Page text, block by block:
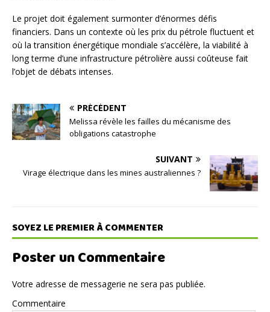
Le projet doit également surmonter d’énormes défis
financiers. Dans un contexte où les prix du pétrole fluctuent et
où la transition énergétique mondiale s’accélère, la viabilité à
long terme d’une infrastructure pétrolière aussi coûteuse fait
l’objet de débats intenses.
PRÉCÉDENT
Melissa révèle les failles du mécanisme des
obligations catastrophe
SUIVANT
Virage électrique dans les mines australiennes ?
SOYEZ LE PREMIER À COMMENTER
Poster un Commentaire
Votre adresse de messagerie ne sera pas publiée.
Commentaire